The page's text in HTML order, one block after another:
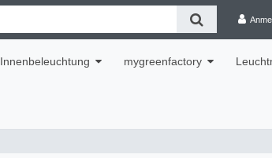
Innenbeleuchtung mygreenfactory